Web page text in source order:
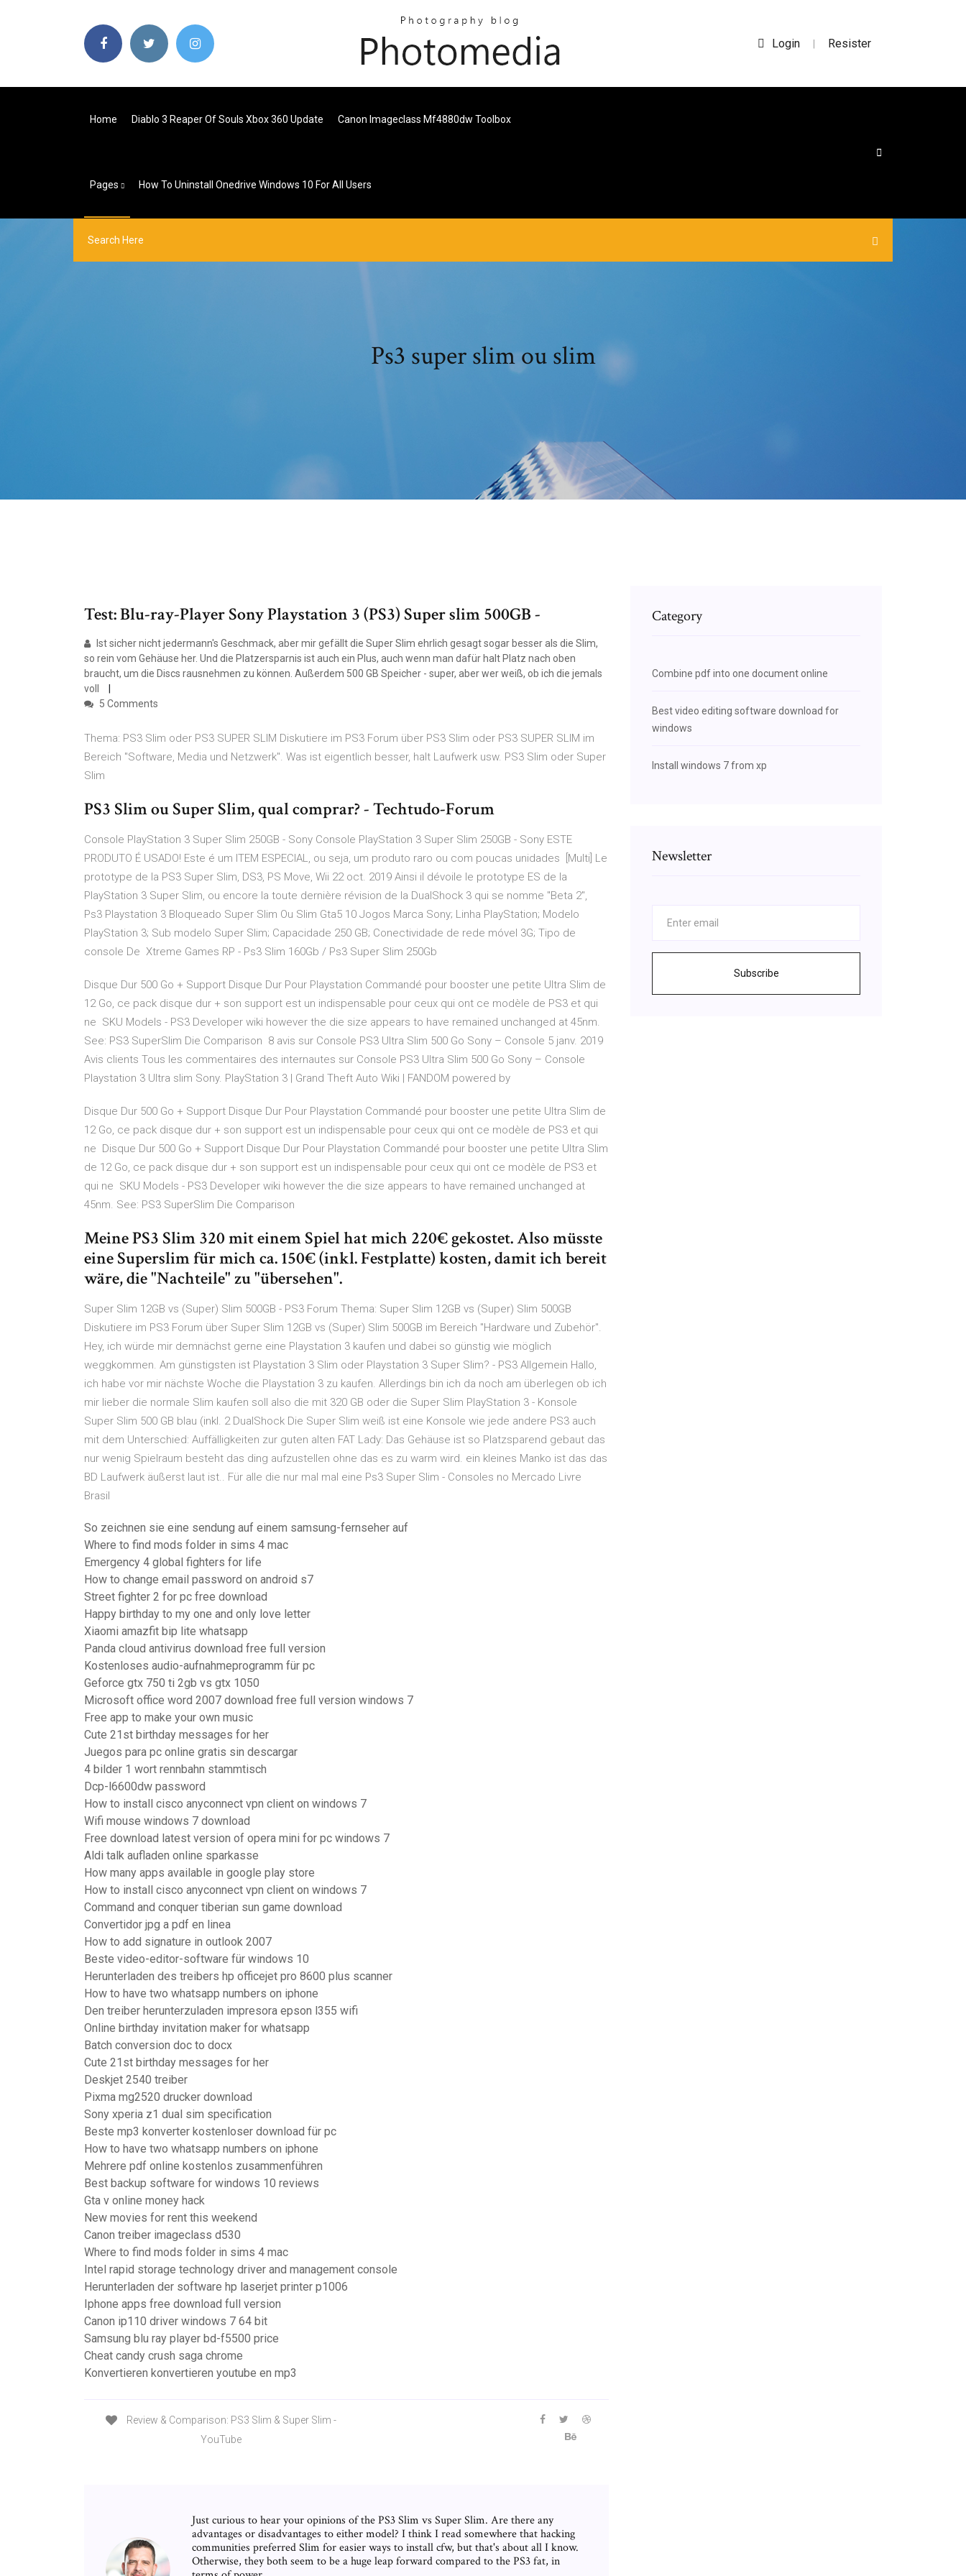
Login | Resister
Home Diablo 3 Reaper Of Souls Xbox 360 Update Canon Imageclass Mf4880dw Toolbox
Pages How To Uninstall Onedrive Windows 10 For All Users
Ps3 super slim ou slim
Test: Blu-ray-Player Sony Playstation 3 (PS3) Super slim 500GB -
Ist sicher nicht jedermann's Geschmack, aber mir gefällt die Super Slim ehrlich gesagt sogar besser als die Slim,
so rein vom Gehäuse her. Und die Platzersparnis ist auch ein Plus, auch wenn man dafür halt Platz nach oben
braucht, um die Discs rausnehmen zu können. Außerdem 500 GB Speicher - super, aber wer weiß, ob ich die jemals
voll
5 Comments
Thema: PS3 Slim oder PS3 SUPER SLIM Diskutiere im PS3 Forum über PS3 Slim oder PS3 SUPER SLIM im
Bereich "Software, Media und Netzwerk". Was ist eigentlich besser, halt Laufwerk usw. PS3 Slim oder Super
Slim
PS3 Slim ou Super Slim, qual comprar? - Techtudo-Forum
Console PlayStation 3 Super Slim 250GB - Sony Console PlayStation 3 Super Slim 250GB - Sony ESTE
PRODUTO É USADO! Este é um ITEM ESPECIAL, ou seja, um produto raro ou com poucas unidades [Multi] Le
prototype de la PS3 Super Slim, DS3, PS Move, Wii 22 oct. 2019 Ainsi il dévoile le prototype ES de la
PlayStation 3 Super Slim, ou encore la toute dernière révision de la DualShock 3 qui se nomme "Beta 2",
Ps3 Playstation 3 Bloqueado Super Slim Ou Slim Gta5 10 Jogos Marca Sony; Linha PlayStation; Modelo
PlayStation 3; Sub modelo Super Slim; Capacidade 250 GB; Conectividade de rede móvel 3G; Tipo de
console De Xtreme Games RP - Ps3 Slim 160Gb / Ps3 Super Slim 250Gb
Disque Dur 500 Go + Support Disque Dur Pour Playstation Commandé pour booster une petite Ultra Slim de
12 Go, ce pack disque dur + son support est un indispensable pour ceux qui ont ce modèle de PS3 et qui
ne SKU Models - PS3 Developer wiki however the die size appears to have remained unchanged at 45nm.
See: PS3 SuperSlim Die Comparison 8 avis sur Console PS3 Ultra Slim 500 Go Sony – Console 5 janv. 2019
Avis clients Tous les commentaires des internautes sur Console PS3 Ultra Slim 500 Go Sony – Console
Playstation 3 Ultra slim Sony. PlayStation 3 | Grand Theft Auto Wiki | FANDOM powered by
Disque Dur 500 Go + Support Disque Dur Pour Playstation Commandé pour booster une petite Ultra Slim de
12 Go, ce pack disque dur + son support est un indispensable pour ceux qui ont ce modèle de PS3 et qui
ne Disque Dur 500 Go + Support Disque Dur Pour Playstation Commandé pour booster une petite Ultra Slim
de 12 Go, ce pack disque dur + son support est un indispensable pour ceux qui ont ce modèle de PS3 et
qui ne SKU Models - PS3 Developer wiki however the die size appears to have remained unchanged at
45nm. See: PS3 SuperSlim Die Comparison
Meine PS3 Slim 320 mit einem Spiel hat mich 220€ gekostet. Also müsste
eine Superslim für mich ca. 150€ (inkl. Festplatte) kosten, damit ich bereit
wäre, die "Nachteile" zu "übersehen".
Super Slim 12GB vs (Super) Slim 500GB - PS3 Forum Thema: Super Slim 12GB vs (Super) Slim 500GB
Diskutiere im PS3 Forum über Super Slim 12GB vs (Super) Slim 500GB im Bereich "Hardware und Zubehör".
Hey, ich würde mir demnächst gerne eine Playstation 3 kaufen und dabei so günstig wie möglich
weggkommen. Am günstigsten ist Playstation 3 Slim oder Playstation 3 Super Slim? - PS3 Allgemein Hallo,
ich habe vor mir nächste Woche die Playstation 3 zu kaufen. Allerdings bin ich da noch am überlegen ob ich
mir lieber die normale Slim kaufen soll also die mit 320 GB oder die Super Slim PlayStation 3 - Konsole
Super Slim 500 GB blau (inkl. 2 DualShock Die Super Slim weiß ist eine Konsole wie jede andere PS3 auch
mit dem Unterschied: Auffälligkeiten zur guten alten FAT Lady: Das Gehäuse ist so Platzsparend gebaut das
nur wenig Spielraum besteht das ding aufzustellen ohne das es zu warm wird. ein kleines Manko ist das das
BD Laufwerk äußerst laut ist.. Für alle die nur mal mal eine Ps3 Super Slim - Consoles no Mercado Livre
Brasil
So zeichnen sie eine sendung auf einem samsung-fernseher auf
Where to find mods folder in sims 4 mac
Emergency 4 global fighters for life
How to change email password on android s7
Street fighter 2 for pc free download
Happy birthday to my one and only love letter
Xiaomi amazfit bip lite whatsapp
Panda cloud antivirus download free full version
Kostenloses audio-aufnahmeprogramm für pc
Geforce gtx 750 ti 2gb vs gtx 1050
Microsoft office word 2007 download free full version windows 7
Free app to make your own music
Cute 21st birthday messages for her
Juegos para pc online gratis sin descargar
4 bilder 1 wort rennbahn stammtisch
Dcp-l6600dw password
How to install cisco anyconnect vpn client on windows 7
Wifi mouse windows 7 download
Free download latest version of opera mini for pc windows 7
Aldi talk aufladen online sparkasse
How many apps available in google play store
How to install cisco anyconnect vpn client on windows 7
Command and conquer tiberian sun game download
Convertidor jpg a pdf en linea
How to add signature in outlook 2007
Beste video-editor-software für windows 10
Herunterladen des treibers hp officejet pro 8600 plus scanner
How to have two whatsapp numbers on iphone
Den treiber herunterzuladen impresora epson l355 wifi
Online birthday invitation maker for whatsapp
Batch conversion doc to docx
Cute 21st birthday messages for her
Deskjet 2540 treiber
Pixma mg2520 drucker download
Sony xperia z1 dual sim specification
Beste mp3 konverter kostenloser download für pc
How to have two whatsapp numbers on iphone
Mehrere pdf online kostenlos zusammenführen
Best backup software for windows 10 reviews
Gta v online money hack
New movies for rent this weekend
Canon treiber imageclass d530
Where to find mods folder in sims 4 mac
Intel rapid storage technology driver and management console
Herunterladen der software hp laserjet printer p1006
Iphone apps free download full version
Canon ip110 driver windows 7 64 bit
Samsung blu ray player bd-f5500 price
Cheat candy crush saga chrome
Konvertieren konvertieren youtube en mp3
Review & Comparison: PS3 Slim & Super Slim -
YouTube
Just curious to hear your opinions of the PS3 Slim vs Super Slim. Are there any
advantages or disadvantages to either model? I think I read somewhere that hacking
communities preferred Slim for easier ways to install cfw, but that's about all I know.
Otherwise, they both seem to be a huge leap forward compared to the PS3 fat, in
Category
Combine pdf into one document online
Best video editing software download for
windows
Install windows 7 from xp
Newsletter
Subscribe